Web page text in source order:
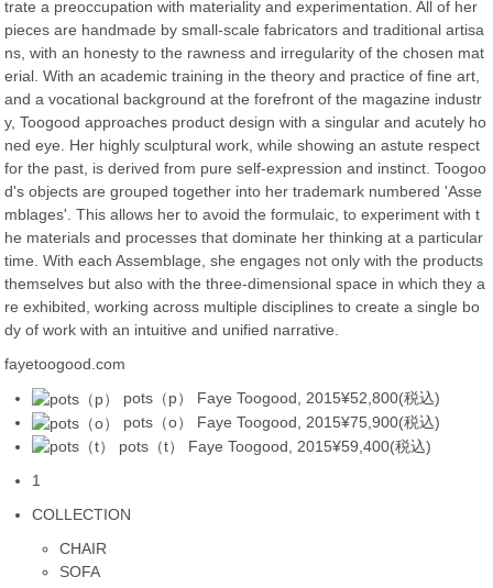
trate a preoccupation with materiality and experimentation. All of her
pieces are handmade by small-scale fabricators and traditional artisa
ns, with an honesty to the rawness and irregularity of the chosen mat
erial. With an academic training in the theory and practice of fine art,
and a vocational background at the forefront of the magazine industr
y, Toogood approaches product design with a singular and acutely ho
ned eye. Her highly sculptural work, while showing an astute respect
for the past, is derived from pure self-expression and instinct. Toogoo
d's objects are grouped together into her trademark numbered 'Asse
mblages'. This allows her to avoid the formulaic, to experiment with t
he materials and processes that dominate her thinking at a particular
time. With each Assemblage, she engages not only with the products
themselves but also with the three-dimensional space in which they a
re exhibited, working across multiple disciplines to create a single bo
dy of work with an intuitive and unified narrative.
fayetoogood.com
pots（p）
Faye Toogood, 2015¥52,800(税込)
pots（o）
Faye Toogood, 2015¥75,900(税込)
pots（t）
Faye Toogood, 2015¥59,400(税込)
1
COLLECTION
CHAIR
SOFA